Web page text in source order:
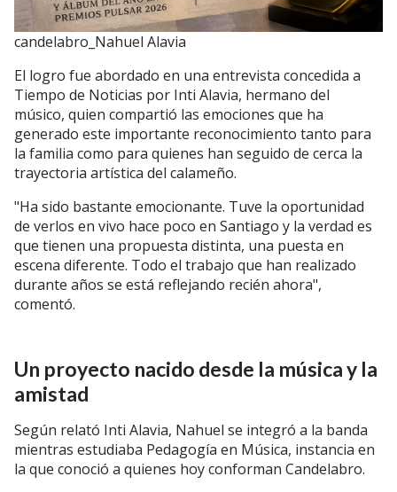
candelabro_Nahuel Alavia
El logro fue abordado en una entrevista concedida a
Tiempo de Noticias por Inti Alavia, hermano del
músico, quien compartió las emociones que ha
generado este importante reconocimiento tanto para
la familia como para quienes han seguido de cerca la
trayectoria artística del calameño.
"Ha sido bastante emocionante. Tuve la oportunidad
de verlos en vivo hace poco en Santiago y la verdad es
que tienen una propuesta distinta, una puesta en
escena diferente. Todo el trabajo que han realizado
durante años se está reflejando recién ahora",
comentó.
Un proyecto nacido desde la música y la
amistad
Según relató Inti Alavia, Nahuel se integró a la banda
mientras estudiaba Pedagogía en Música, instancia en
la que conoció a quienes hoy conforman Candelabro.